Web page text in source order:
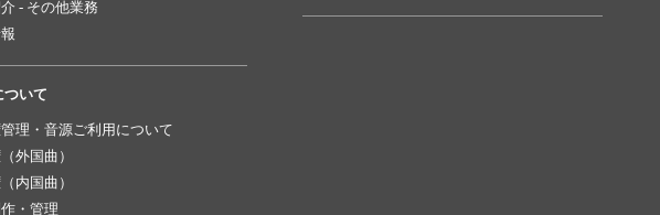
- その他業務
ついて
理・音源ご利用について
外国曲）
内国曲）
・管理